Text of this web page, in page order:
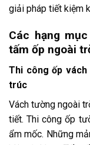
giải pháp tiết kiệm
Các hạng
tấm ốp ngoài
Thi công ốp
trúc
Vách tường ngoài
tiết. Thi công ốp
ẩm mốc. Những